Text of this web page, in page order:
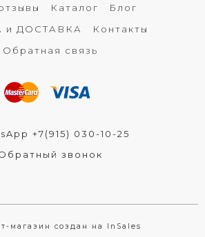
Каталог
Блог
и ДОСТАВКА
Контакты
Обратная связь
+7(915) 030-10-25
звонок
магазин создан на InSales